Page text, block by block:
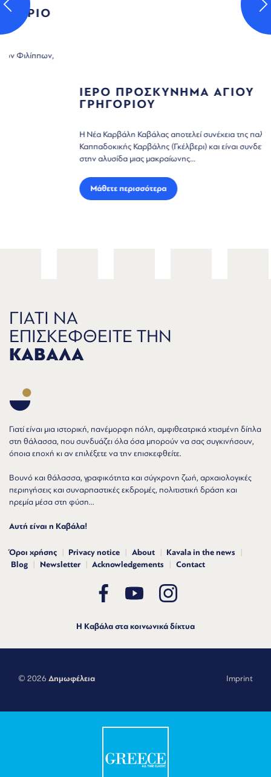
ΙΕΡΟ ΠΡΟΣΚΥΝΗΜΑ ΑΓΙΟΥ
ΓΡΗΓΟΡΙΟΥ
Η Νέα Καρβάλη Καβάλας αποτελεί συνέχεια της παλαιάς
Μάθετε περισσότερα
ΓΙΑΤΙ ΝΑ
ΕΠΙΣΚΕΦΘΕΙΤΕ ΤΗΝ
ΚΑΒΑΛΑ
Γιατί είναι μια ιστορική, πανέμορφη πόλη, αμφιθεατρικά χτισμένη δίπλα
στη θάλασσα, που συνδυάζει όλα όσα μπορούν να σας συγκινήσουν,
όποια εποχή κι αν επιλέξετε να την επισκεφθείτε.
Βουνό και θάλασσα, γραφικότητα και σύγχρονη ζωή, αρχαιολογικές
περιηγήσεις και συναρπαστικές εκδρομές, πολιτιστική δράση και
ηρεμία μέσα στη φύση...
Αυτή είναι η Καβάλα!
Όροι χρήσης Privacy notice About
Kavala in the news
Blog
Newsletter Acknowledgements Contact
Η Καβάλα στα κοινωνικά δίκτυα
© 2026 Δημωφέλεια Imprint